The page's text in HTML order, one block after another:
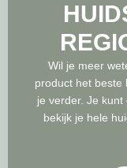
Wil je meer
product het beste
je verder. Je
bekijk je hele